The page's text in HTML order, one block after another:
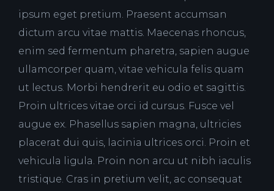
ipsum eget pretium. Praesent accumsan
dictum arcu vitae mattis. Maecenas rhoncus,
enim sed fermentum pharetra, sapien augue
ullamcorper quam, vitae vehicula felis quam
ut lectus. Morbi hendrerit eu odio et sagittis.
Proin ultrices vitae orci id cursus. Fusce vel
augue ex. Phasellus sapien magna, ultricies
placerat dui quis, lacinia ultrices orci. Proin et
vehicula ligula. Proin non arcu ut nibh iaculis
tristique. Cras in pretium velit, ac consequat